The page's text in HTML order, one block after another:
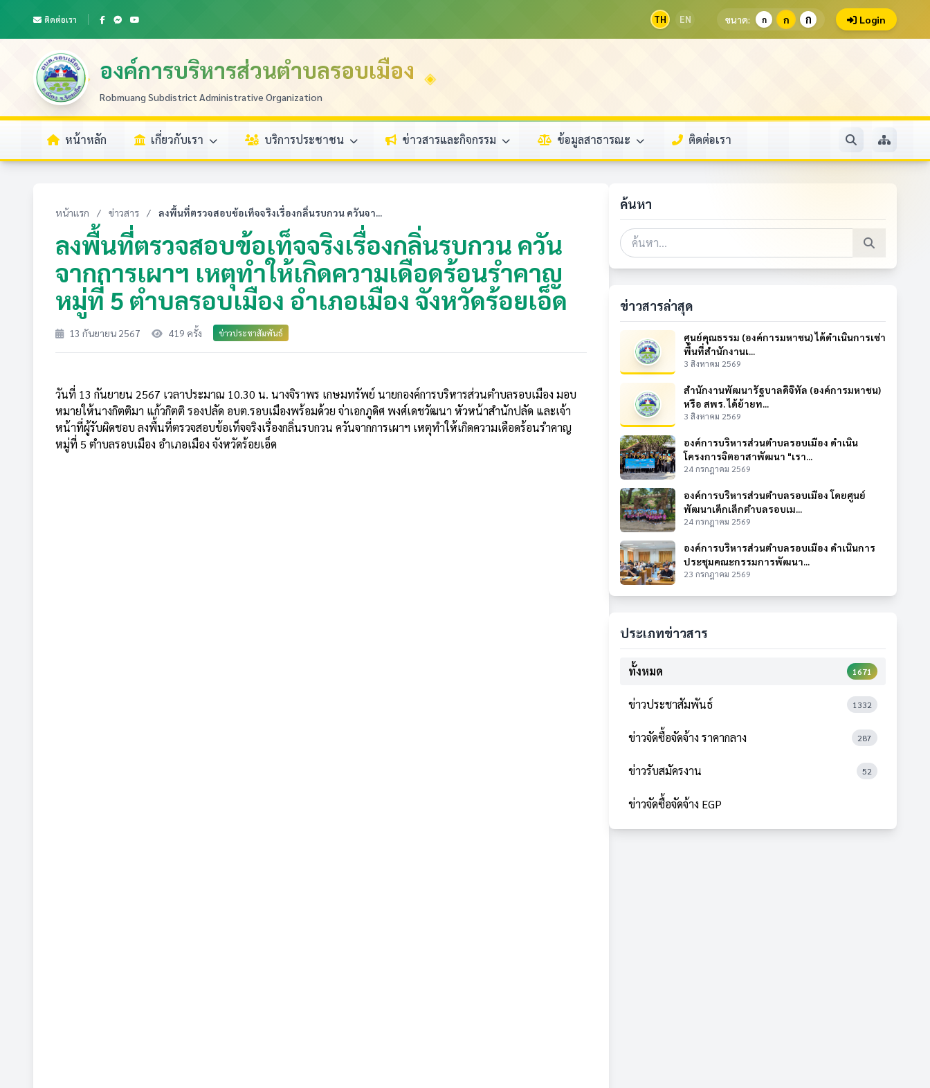
ติดต่อเรา TH EN ขนาด: ก ก ก Login
องค์การบริหารส่วนตำบลรอบเมือง
Robmuang Subdistrict Administrative Organization
หน้าหลัก เกี่ยวกับเรา บริการประชาชน ข่าวสารและกิจกรรม ข้อมูลสาธารณะ ติดต่อเรา
หน้าแรก / ข่าวสาร / ลงพื้นที่ตรวจสอบข้อเท็จจริงเรื่องกลิ่นรบกวน ควันจา...
ลงพื้นที่ตรวจสอบข้อเท็จจริงเรื่องกลิ่นรบกวน ควัน
จากการเผาฯ เหตุทำให้เกิดความเดือดร้อนรำคาญ
หมู่ที่ 5 ตำบลรอบเมือง อำเภอเมือง จังหวัดร้อยเอ็ด
13 กันยายน 2567 419 ครั้ง ข่าวประชาสัมพันธ์
วันที่ 13 กันยายน 2567 เวลาประมาณ 10.30 น. นางจิราพร เกษมทรัพย์ นายกองค์การบริหารส่วนตำบลรอบเมือง มอบ
หมายให้นางกิตติมา แก้วกิตติ รองปลัด อบต.รอบเมืองพร้อมด้วย จ่าเอกภูดิศ พงศ์เดชวัฒนา หัวหน้าสำนักปลัด และเจ้า
หน้าที่ผู้รับผิดชอบ ลงพื้นที่ตรวจสอบข้อเท็จจริงเรื่องกลิ่นรบกวน ควันจากการเผาฯ เหตุทำให้เกิดความเดือดร้อนรำคาญ
หมู่ที่ 5 ตำบลรอบเมือง อำเภอเมือง จังหวัดร้อยเอ็ด
ค้นหา
ข่าวสารล่าสุด
ศูนย์คุณธรรม (องค์การมหาชน) ได้ดำเนินการเช่า
พื้นที่สำนักงานเ...
3 สิงหาคม 2569
สำนักงานพัฒนารัฐบาลดิจิทัล (องค์การมหาชน)
หรือ สพร. ได้ย้ายท...
3 สิงหาคม 2569
องค์การบริหารส่วนตำบลรอบเมือง ดำเนิน
โครงการจิตอาสาพัฒนา "เรา...
24 กรกฎาคม 2569
องค์การบริหารส่วนตำบลรอบเมือง โดยศูนย์
พัฒนาเด็กเล็กตำบลรอบเม...
24 กรกฎาคม 2569
องค์การบริหารส่วนตำบลรอบเมือง ดำเนินการ
ประชุมคณะกรรมการพัฒนา...
23 กรกฎาคม 2569
ประเภทข่าวสาร
ทั้งหมด 1671
ข่าวประชาสัมพันธ์ 1332
ข่าวจัดซื้อจัดจ้าง ราคากลาง 287
ข่าวรับสมัครงาน 52
ข่าวจัดซื้อจัดจ้าง EGP